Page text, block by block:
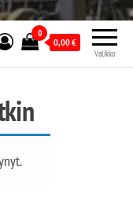
Helsingissä Kallion
sydämessä.
Valikko
0
0,00€